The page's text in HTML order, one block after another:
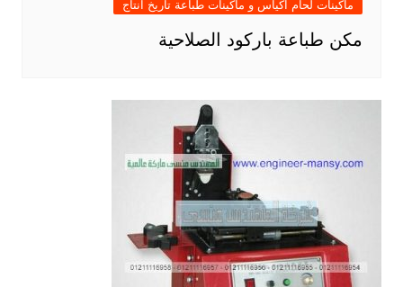
ماكينات لحام اكياس و ماكينات طباعة تاريخ انتاج
مكن طباعة باركود الصلاحية